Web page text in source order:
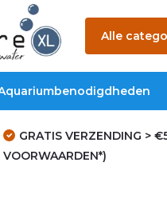
Alle
GRATIS VERZENDING >
VOORWAARDEN*)